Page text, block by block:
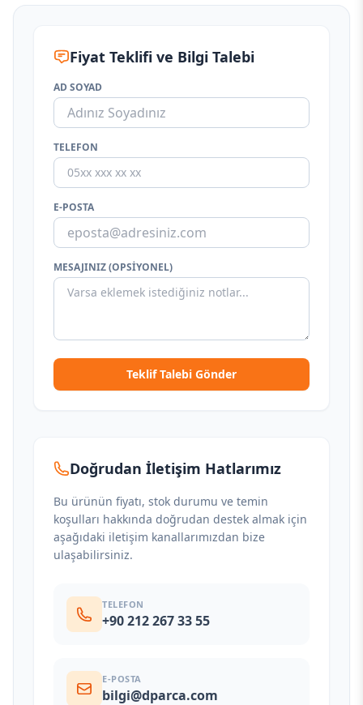
Fiyat Teklifi ve Bilgi Talebi
AD SOYAD
TELEFON
E-POSTA
MESAJINIZ (OPSIYONEL)
Teklif Talebi Gönder
Doğrudan İletişim Hatlarımız
Bu ürünün fiyatı, stok durumu ve temin
koşulları hakkında doğrudan destek almak için
aşağıdaki iletişim kanallarımızdan bize
ulaşabilirsiniz.
TELEFON
+90 212 267 33 55
E-POSTA
bilgi@dparca.com